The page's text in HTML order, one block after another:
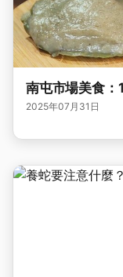
南屯市場美食
2025年07月31日